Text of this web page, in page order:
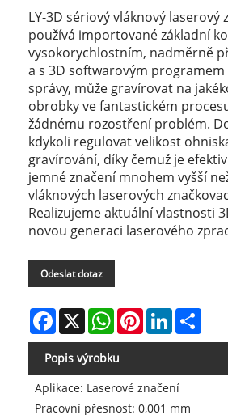
LY-3D sériový vláknový laserový
používá importované základní
vysokorychlostním, nadměrně
a s 3D softwarovým programem
správy, může gravírovat na
obrobky ve fantastickém
žádnému rozostření problém.
kdykoli regulovat velikost
gravírování, díky čemuž je
jemné značení mnohem vyšší
vláknových laserových
Realizujeme aktuální vlastnosti
novou generaci laserového
Odeslat dotaz
Facebook
X WhatsAppPinterestLinkedIn
Popis výrobku
Aplikace: Laserové značení
Pracovní přesnost: 0,001 mm